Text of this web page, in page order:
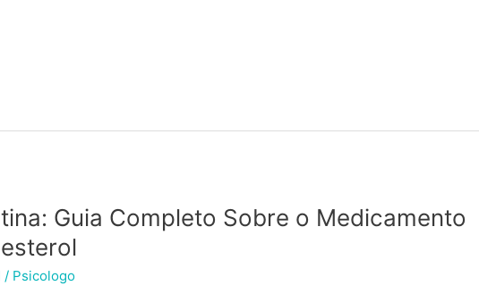
Guia Completo Sobre o Medicamento
/ Psicologo